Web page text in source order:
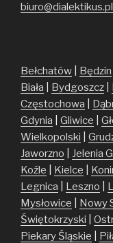
biuro@dialektikus.pl
Bełchatów Będzin
Biała
Bydgoszcz
Częstochowa
Gdynia
Gliwice
Wielkopolski
Jaworzno
Jelenia
Koźle
Kielce
Legnica
Leszno
Mysłowice
Nowy
Świętokrzyski
Piekary Śląskie